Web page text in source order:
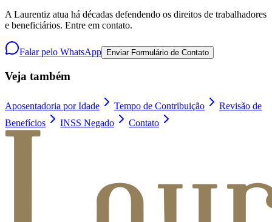
A Laurentiz atua há décadas defendendo os direitos de trabalhadores
e beneficiários. Entre em contato.
Falar pelo WhatsApp Enviar Formulário de Contato
Veja também
Aposentadoria por Idade Tempo de Contribuição
Revisão de
Benefícios
INSS Negado Contato